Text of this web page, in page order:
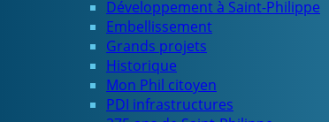
Développement à Saint-Philippe
Embellissement
Grands projets
Historique
Mon Phil citoyen
PDI infrastructures